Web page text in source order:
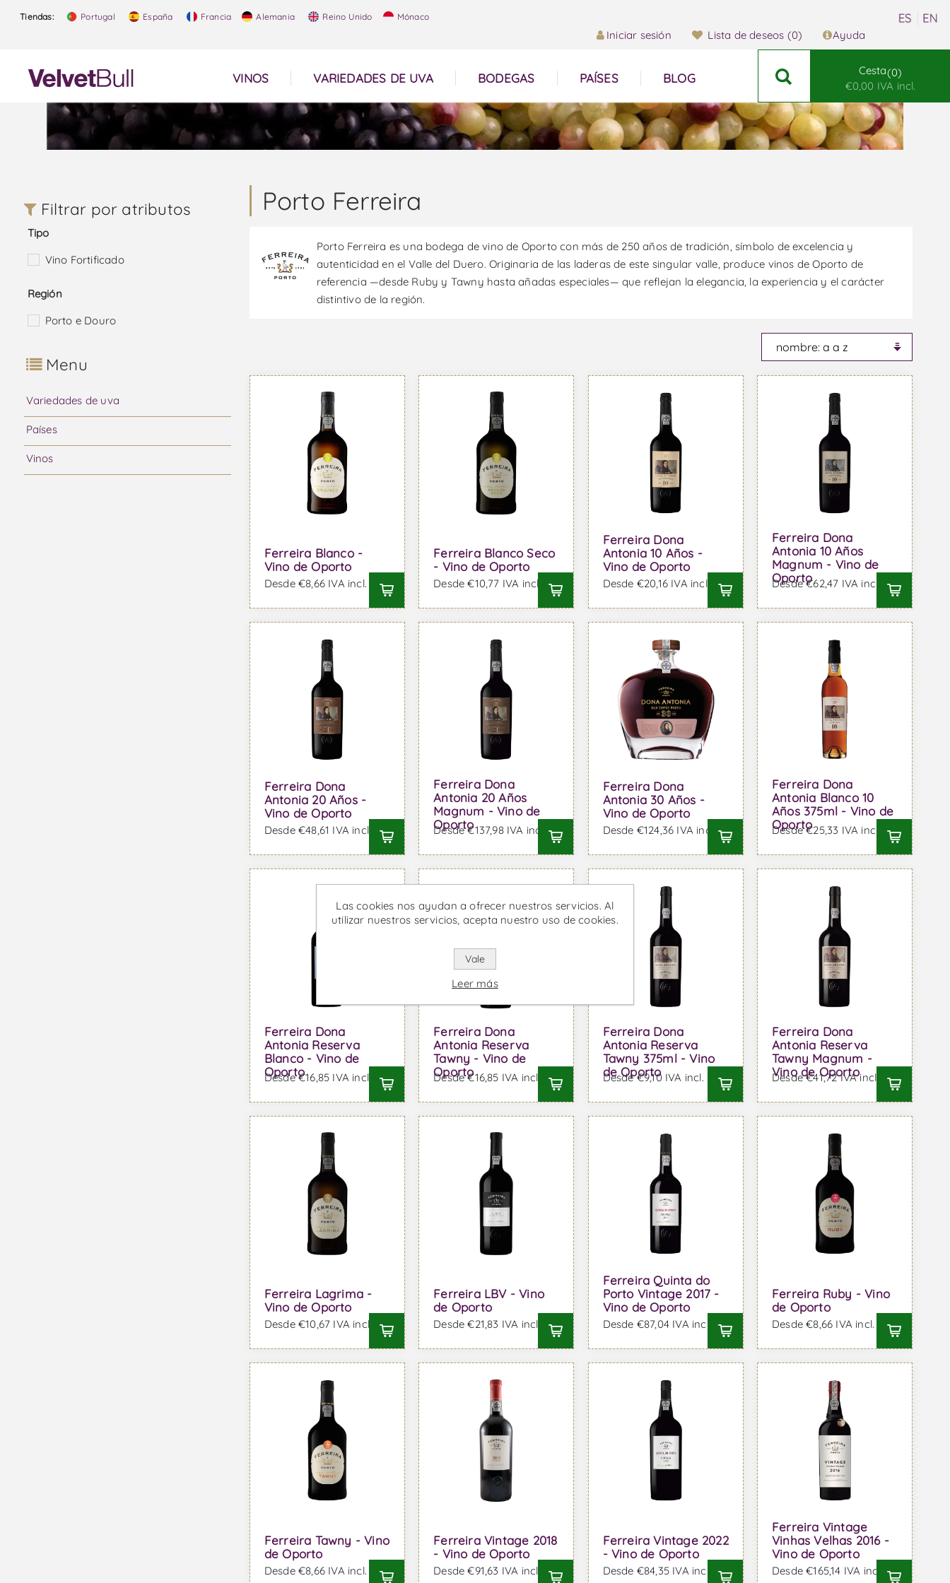
Tiendas: Portugal España Francia Alemania Reino Unido Mónaco
Iniciar sesión Lista de deseos (0) Ayuda
VINOS VARIEDADES DE UVA BODEGAS PAÍSES BLOG
Cesta 0
€0,00 IVA incl.
Porto Ferreira
Porto Ferreira es una bodega de vino de Oporto con más de 250 años de tradición, símbolo de excelencia y
autenticidad en el Valle del Duero. Originaria de las laderas de este singular valle, produce vinos de Oporto de
referencia —desde Ruby y Tawny hasta añadas especiales— que reflejan la elegancia, la experiencia y el carácter
distintivo de la región.
Ferreira Blanco -
Vino de Oporto
Desde €8,66 IVA incl.
Ferreira Blanco Seco
- Vino de Oporto
Desde €10,77 IVA incl.
Ferreira Dona
Antonia 10 Años -
Vino de Oporto
Desde €20,16 IVA incl.
Ferreira Dona
Antonia 10 Años
Magnum - Vino de
Oporto
Desde €62,47 IVA incl.
Ferreira Dona
Antonia 20 Años -
Vino de Oporto
Desde €48,61 IVA incl.
Ferreira Dona
Antonia 20 Años
Magnum - Vino de
Oporto
Desde €137,98 IVA incl.
Ferreira Dona
Antonia 30 Años -
Vino de Oporto
Desde €124,36 IVA incl.
Ferreira Dona
Antonia Blanco 10
Años 375ml - Vino de
Oporto
Desde €25,33 IVA incl.
Ferreira Dona
Antonia Reserva
Blanco - Vino de
Oporto
Desde €16,85 IVA incl.
Ferreira Dona
Antonia Reserva
Tawny - Vino de
Oporto
Desde €16,85 IVA incl.
Ferreira Dona
Antonia Reserva
Tawny 375ml - Vino
de Oporto
Desde €9,10 IVA incl.
Ferreira Dona
Antonia Reserva
Tawny Magnum -
Vino de Oporto
Desde €41,72 IVA incl.
Ferreira Lagrima -
Vino de Oporto
Desde €10,67 IVA incl.
Ferreira LBV - Vino
de Oporto
Desde €21,83 IVA incl.
Ferreira Quinta do
Porto Vintage 2017 -
Vino de Oporto
Desde €87,04 IVA incl.
Ferreira Ruby - Vino
de Oporto
Desde €8,66 IVA incl.
Ferreira Tawny - Vino
de Oporto
Desde €8,66 IVA incl.
Ferreira Vintage 2018
- Vino de Oporto
Desde €91,63 IVA incl.
Ferreira Vintage 2022
- Vino de Oporto
Desde €84,35 IVA incl.
Ferreira Vintage
Vinhas Velhas 2016 -
Vino de Oporto
Desde €165,14 IVA incl.
Filtrar por atributos
Tipo
Vino Fortificado
Región
Porto e Douro
Menu
Variedades de uva
Países
Vinos
Las cookies nos ayudan a ofrecer nuestros servicios. Al
utilizar nuestros servicios, acepta nuestro uso de cookies.
Vale
Leer más